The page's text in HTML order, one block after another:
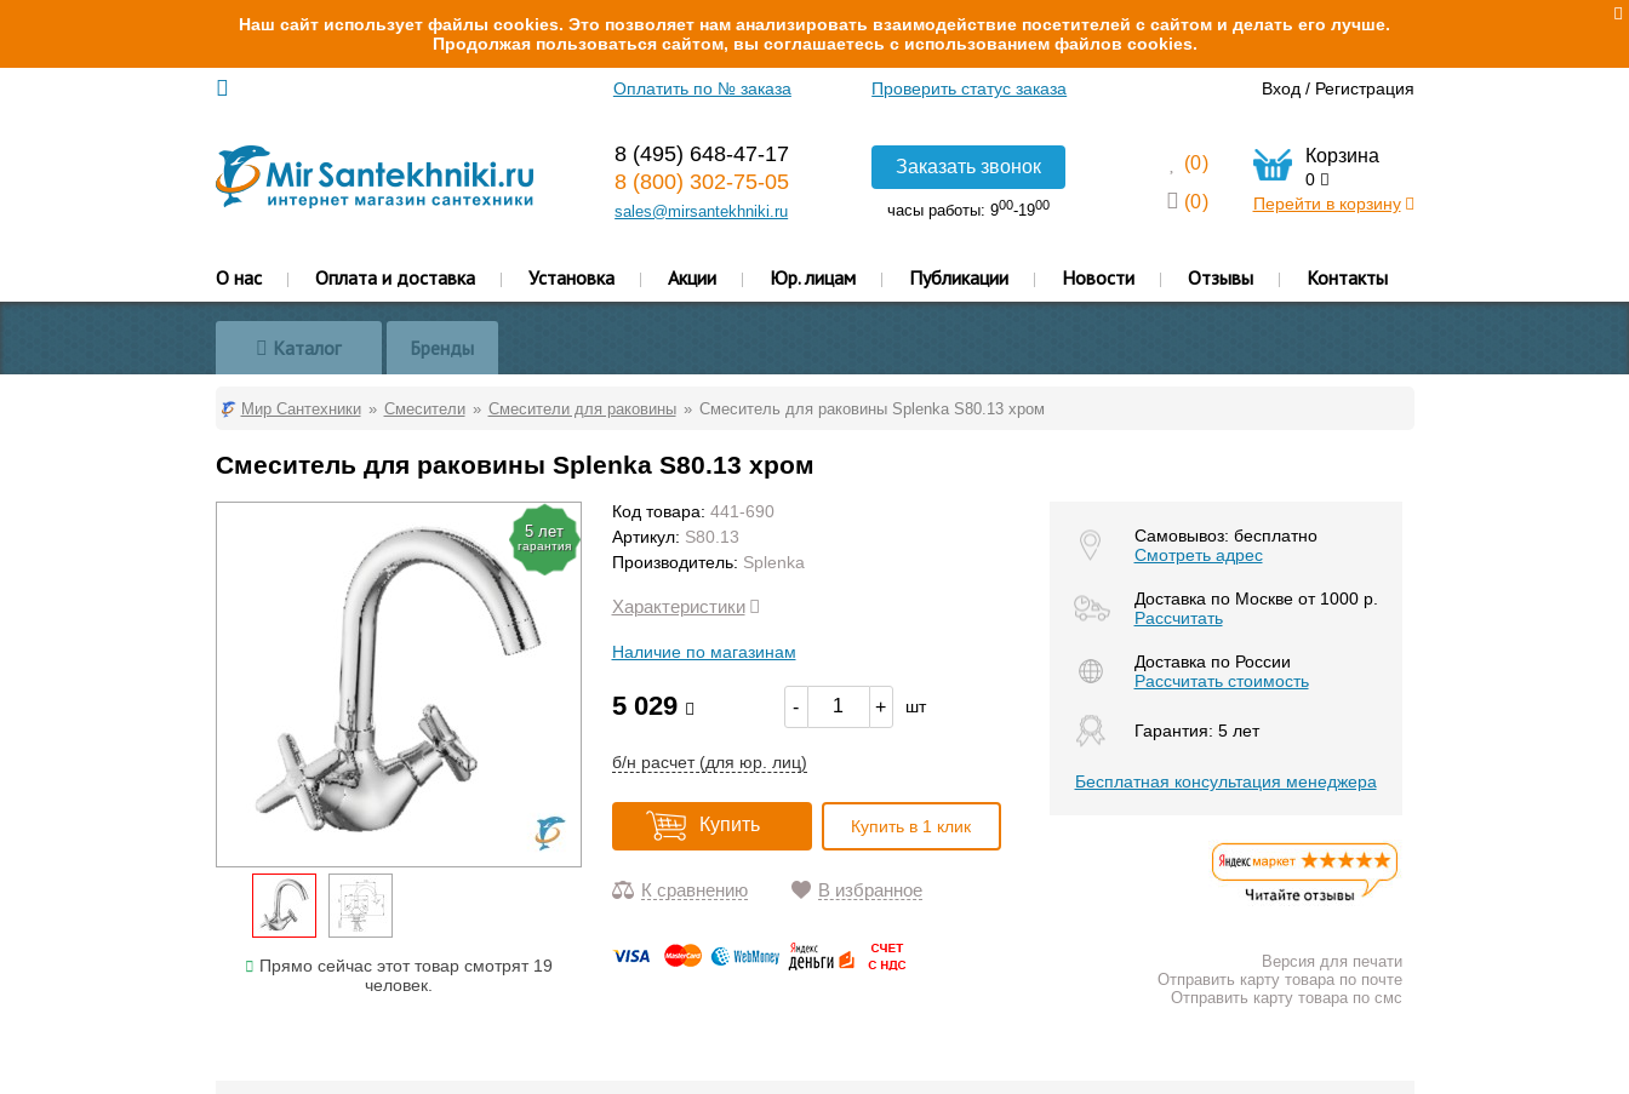
Наш сайт использует файлы cookies. Это позволяет нам анализировать взаимодействие посетителей с сайтом и делать его лучше.
Продолжая пользоваться сайтом, вы соглашаетесь с использованием файлов cookies.
Оплатить по № заказа Проверить статус заказа Вход / Регистрация
8 (495) 648-47-17
8 (800) 302-75-05
sales@mirsantekhniki.ru
Заказать звонок
часы работы: 900-1900
(0)
(0)
Корзина
0
Перейти в корзину
О нас Оплата и доставка Установка Акции Юр. лицам Публикации Новости Отзывы Контакты
Каталог Бренды
Мир Сантехники Смесители Смесители для раковины Смеситель для раковины Splenka S80.13 хром
Смеситель для раковины Splenka S80.13 хром
5 лет
гарантия
Прямо сейчас этот товар смотрят 19
человек.
Код товара: 441-690
Артикул: S80.13
Производитель: Splenka
Характеристики
Наличие по магазинам
5 029 - + шт
б/н расчет (для юр. лиц)
Купить Купить в 1 клик
К сравнению В избранное
Самовывоз: бесплатно
Смотреть адрес
Доставка по Москве от 1000 р.
Расcчитать
Доставка по России
Рассчитать стоимость
Гарантия: 5 лет
Бесплатная консультация менеджера
Версия для печати
Отправить карту товара по почте
Отправить карту товара по смс